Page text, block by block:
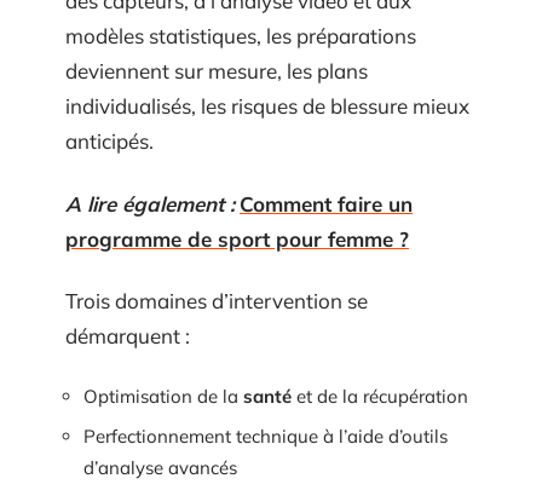
modèles statistiques, les préparations
deviennent sur mesure, les plans
individualisés, les risques de blessure mieux
anticipés.
A lire également : Comment faire un
programme de sport pour femme ?
Trois domaines d’intervention se
démarquent :
Optimisation de la santé et de la récupération
Perfectionnement technique à l’aide d’outils
d’analyse avancés